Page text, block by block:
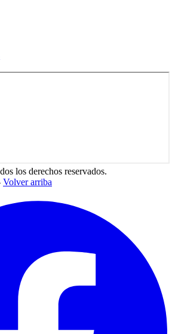
los derechos reservados.
Volver arriba